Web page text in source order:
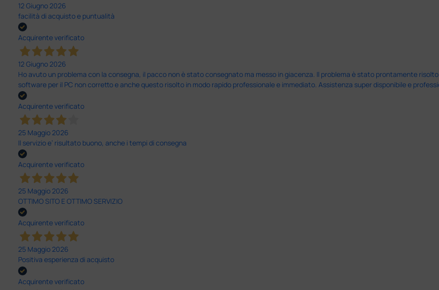
12 Giugno 2026
facilità di acquisto e puntualità
Acquirente verificato
12 Giugno 2026
Ho avuto un problema con la consegna, il pacco non è stato consegnato ma messo in giacenza. Il problema è stato prontamente
software per il PC non corretto e anche questo risolto in modo rapido professionale e immediato. Assistenza super disponibile e
Acquirente verificato
25 Maggio 2026
Il servizio e’ risultato buono, anche i tempi di consegna
Acquirente verificato
25 Maggio 2026
OTTIMO SITO E OTTIMO SERVIZIO
Acquirente verificato
25 Maggio 2026
Positiva esperienza di acquisto
Acquirente verificato